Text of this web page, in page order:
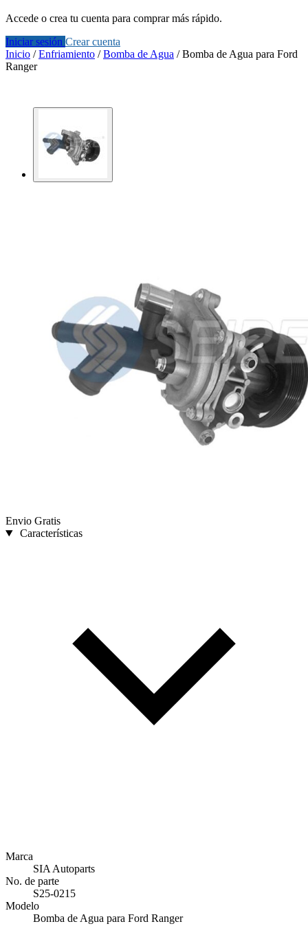
Accede o crea tu cuenta para comprar más rápido.
Iniciar sesión Crear cuenta
Inicio /Enfriamiento /Bomba de Agua /Bomba de Agua para Ford
Ranger
Envio Gratis
Características
Marca
SIA Autoparts
No. de parte
S25-0215
Modelo
Bomba de Agua para Ford Ranger